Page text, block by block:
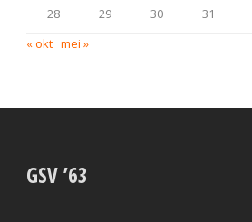
28 29 30
31
« okt mei »
GSV ’63